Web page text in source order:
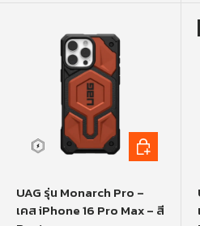
UAG รุ่น Monarch Pro –
เคส iPhone 16 Pro Max – สี
หยิบใส่ตะกร้า